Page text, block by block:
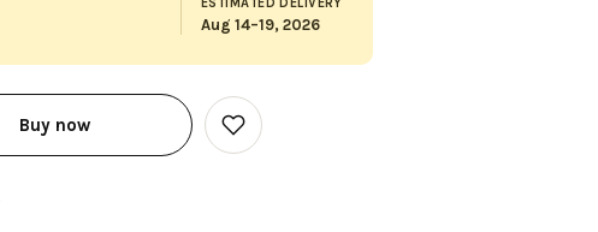
ESTIMATED DELIVERY
Aug 14–19, 2026
Buy now
Add
to